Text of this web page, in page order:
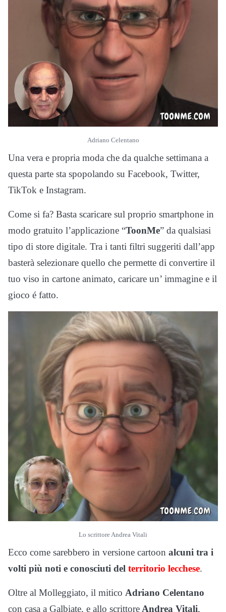
Adriano Celentano
Una vera e propria moda che da qualche settimana a
questa parte sta spopolando su Facebook, Twitter,
TikTok e Instagram.
Come si fa? Basta scaricare sul proprio smartphone in
modo gratuito l’applicazione “ToonMe” da qualsiasi
tipo di store digitale. Tra i tanti filtri suggeriti dall’app
basterà selezionare quello che permette di convertire il
tuo viso in cartone animato, caricare un’ immagine e il
gioco é fatto.
Lo scrittore Andrea Vitali
Ecco come sarebbero in versione cartoon alcuni tra i
volti più noti e conosciuti del territorio lecchese.
Oltre al Molleggiato, il mitico Adriano Celentano
con casa a Galbiate, e allo scrittore Andrea Vitali,